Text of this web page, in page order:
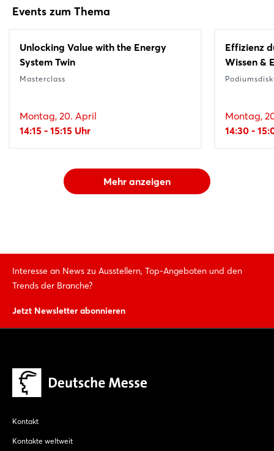
Events zum Thema
Unlocking Value with the Energy
System Twin
Masterclass
Montag, 20. April
14:15 - 15:15 Uhr
Effizienz
Wissen &
Montag,
14:30 -
Mehr anzeigen
Interesse an News zu Ausstellern, Top-Angeboten und den
Trends der Branche?
Jetzt Newsletter abonnieren
Kontakt
Kontakte weltweit